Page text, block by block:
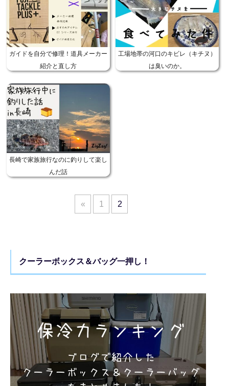
ガイドを自分で修理！道具メーカー
紹介と直し方
工場地帯の河口のキビレ（キチヌ）
は臭いのか。
長崎で家族旅行なのに釣りして楽し
んだ話
« 1 2
クーラーボックス＆バッグ一押し！